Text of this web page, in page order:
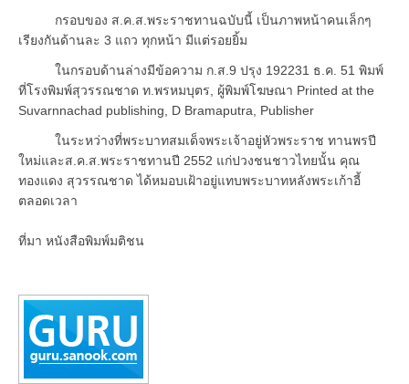
กรอบของ ส.ค.ส.พระราชทานฉบับนี้ เป็นภาพหน้าคนเล็กๆ
เรียงกันด้านละ 3 แถว ทุกหน้า มีแต่รอยยิ้ม
ในกรอบด้านล่างมีข้อความ ก.ส.9 ปรุง 192231 ธ.ค. 51 พิมพ์
ที่โรงพิมพ์สุวรรณชาด ท.พรหมบุตร, ผู้พิมพ์โฆษณา Printed at the
Suvarnnachad publishing, D Bramaputra, Publisher
ในระหว่างที่พระบาทสมเด็จพระเจ้าอยู่หัวพระราช ทานพรปี
ใหม่และส.ค.ส.พระราชทานปี 2552 แก่ปวงชนชาวไทยนั้น คุณ
ทองแดง สุวรรณชาด ได้หมอบเฝ้าอยู่แทบพระบาทหลังพระเก้าอี้
ตลอดเวลา
ที่มา หนังสือพิมพ์มติชน